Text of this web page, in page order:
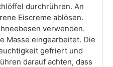
durchrühren. An
Eiscreme ablösen.
verwenden.
Masse eingearbeitet. Die
gefriert und
darauf achten, dass